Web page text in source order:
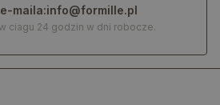
maila:info@formille.pl
ciagu 24 godzin w dni robocze.